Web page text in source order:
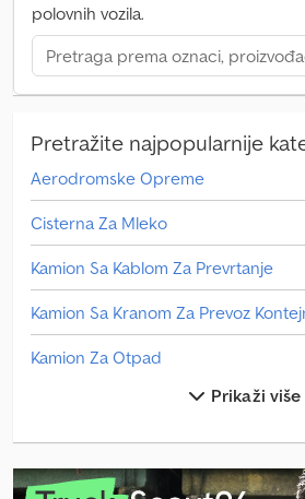
polovnih vozila.
Pretražite najpopularnije
Aerodromske Opreme
Cisterna Za Mleko
Kamion Sa Kablom Za Prevrtanje
Kamion Sa Kranom Za Prevoz
Kamion Za Otpad
Man Autobus
Man L 2000
Prikaži više